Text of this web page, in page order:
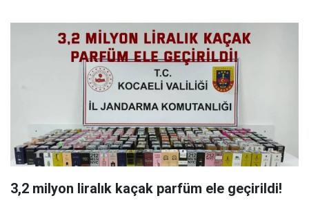
3,2 milyon liralık kaçak parfüm ele geçirildi!